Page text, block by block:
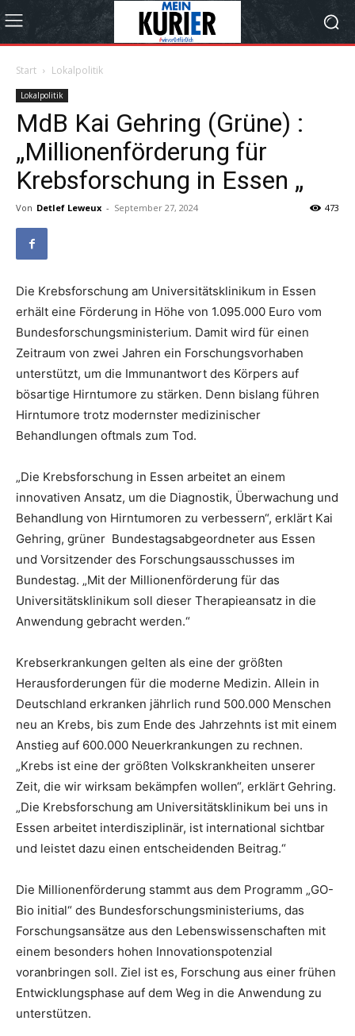
Start Lokalpolitik
Lokalpolitik
MdB Kai Gehring (Grüne) :
„Millionenförderung für
Krebsforschung in Essen „
Von Detlef Leweux - September 27, 2024 473
Die Krebsforschung am Universitätsklinikum in Essen
erhält eine Förderung in Höhe von 1.095.000 Euro vom
Bundesforschungsministerium. Damit wird für einen
Zeitraum von zwei Jahren ein Forschungsvorhaben
unterstützt, um die Immunantwort des Körpers auf
bösartige Hirntumore zu stärken. Denn bislang führen
Hirntumore trotz modernster medizinischer
Behandlungen oftmals zum Tod.
„Die Krebsforschung in Essen arbeitet an einem
innovativen Ansatz, um die Diagnostik, Überwachung und
Behandlung von Hirntumoren zu verbessern“, erklärt Kai
Gehring, grüner Bundestagsabgeordneter aus Essen
und Vorsitzender des Forschungsausschusses im
Bundestag. „Mit der Millionenförderung für das
Universitätsklinikum soll dieser Therapieansatz in die
Anwendung gebracht werden.“
Krebserkrankungen gelten als eine der größten
Herausforderungen für die moderne Medizin. Allein in
Deutschland erkranken jährlich rund 500.000 Menschen
neu an Krebs, bis zum Ende des Jahrzehnts ist mit einem
Anstieg auf 600.000 Neuerkrankungen zu rechnen.
„Krebs ist eine der größten Volkskrankheiten unserer
Zeit, die wir wirksam bekämpfen wollen“, erklärt Gehring.
„Die Krebsforschung am Universitätsklinikum bei uns in
Essen arbeitet interdisziplinär, ist international sichtbar
und leistet dazu einen entscheidenden Beitrag.“
Die Millionenförderung stammt aus dem Programm „GO-
Bio initial“ des Bundesforschungsministeriums, das
Forschungsansätze aus den Lebenswissenschaften mit
einem besonders hohen Innovationspotenzial
voranbringen soll. Ziel ist es, Forschung aus einer frühen
Entwicklungsphase auf dem Weg in die Anwendung zu
unterstützen.